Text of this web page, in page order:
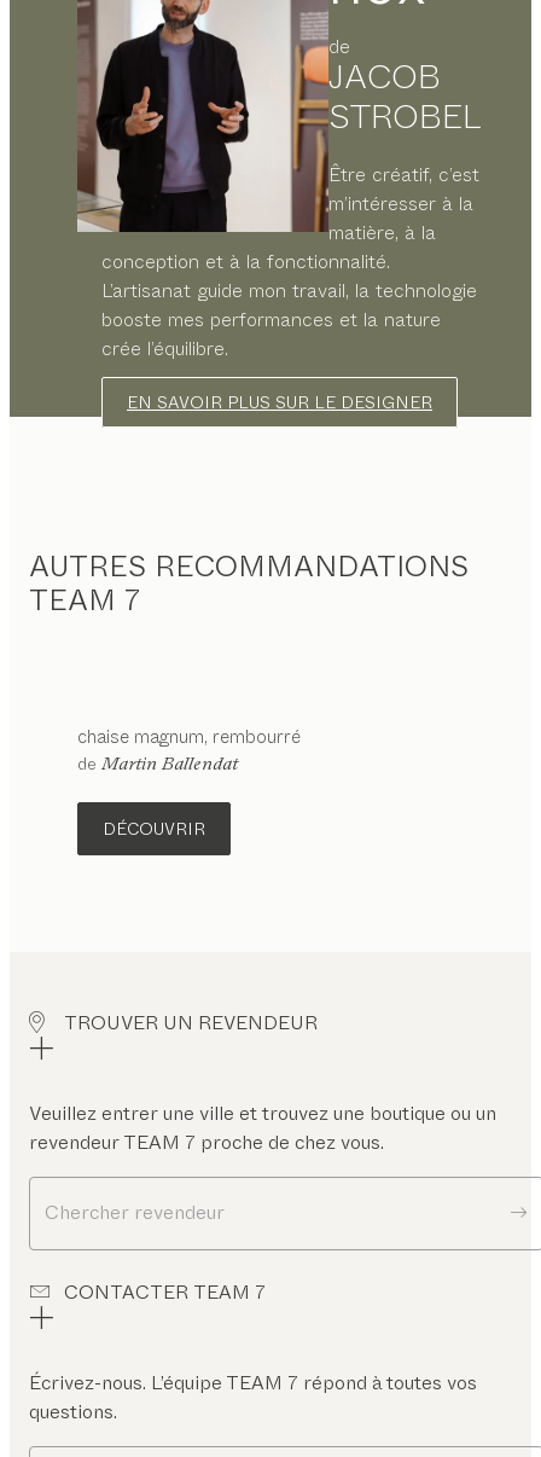
de
JACOB
STROBEL
Être créatif, c’est
m’intéresser à la
matière, à la
conception et à la fonctionnalité.
L’artisanat guide mon travail, la technologie
booste mes performances et la nature
crée l’équilibre.
EN SAVOIR PLUS SUR LE DESIGNER
AUTRES RECOMMANDATIONS
TEAM 7
configurable
chaise magnum rembourré
de Martin Ballendat
DÉCOUVRIR
TROUVER UN REVENDEUR
Veuillez entrer une ville et trouvez une boutique ou un
revendeur TEAM 7 proche de chez vous.
Chercher revendeur
CONTACTER TEAM 7
Écrivez-nous. L’équipe TEAM 7 répond à toutes vos
questions.